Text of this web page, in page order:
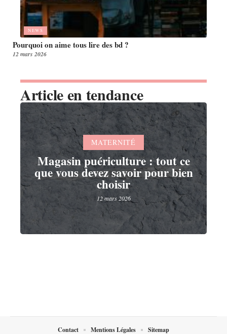
NEWS
Pourquoi on aime tous lire des bd ?
12 mars 2026
Article en tendance
MATERNITÉ
Magasin puériculture : tout ce
que vous devez savoir pour bien
choisir
12 mars 2026
Contact Mentions Légales Sitemap